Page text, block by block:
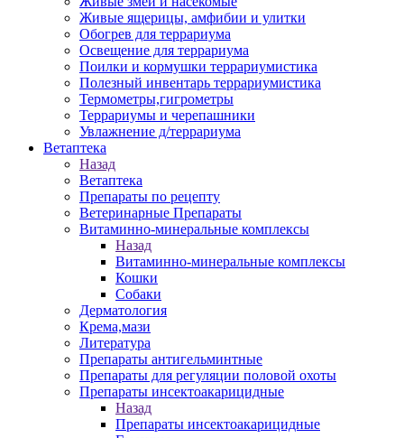
Живые ящерицы, амфибии и улитки
Обогрев для террариума
Освещение для террариума
Поилки и кормушки террариумистика
Полезный инвентарь террариумистика
Термометры,гигрометры
Террариумы и черепашники
Увлажнение д/террариума
Ветаптека
Назад
Ветаптека
Препараты по рецепту
Ветеринарные Препараты
Витаминно-минеральные комплексы
Назад
Витаминно-минеральные комплексы
Кошки
Собаки
Дерматология
Крема,мази
Литература
Препараты антигельминтные
Препараты для регуляции половой охоты
Препараты инсектоакарицидные
Назад
Препараты инсектоакарицидные